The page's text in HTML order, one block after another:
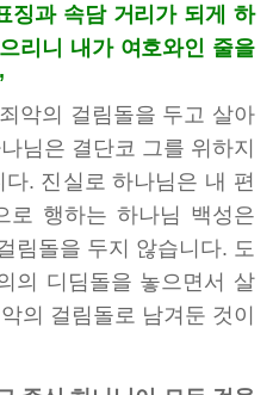
징과 속담 거리가 되게 하
리니 내가 여호와인 줄을
악의 걸림돌을 두고 살아
님은 결단코 그를 위하지
. 진실로 하나님은 내 편
로 행하는 하나님 백성은
림돌을 두지 않습니다. 도
의 디딤돌을 놓으면서 살
의 걸림돌로 남겨둔 것이